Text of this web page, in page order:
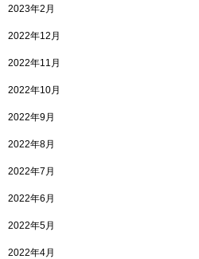
2023年2月
2022年12月
2022年11月
2022年10月
2022年9月
2022年8月
2022年7月
2022年6月
2022年5月
2022年4月